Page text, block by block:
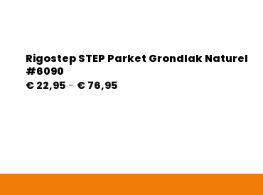
Rigostep STEP Parket Grondlak Naturel
#6090
€ 22,95 - € 76,95Prijsklasse: